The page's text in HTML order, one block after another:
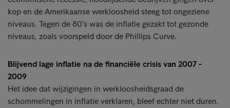
kop en de Amerikaanse werkloosheid steeg tot ongeziene
niveaus. Tegen de 80’s was de inflatie gezakt tot gezonde
niveaus, zoals voorspeld door de Phillips Curve.
Blijvend lage inflatie na de financiële crisis van 2007 -
2009
Het idee dat wijzigingen in werkloosheidsgraad de
schommelingen in inflatie verklaren, bleef echter niet duren.